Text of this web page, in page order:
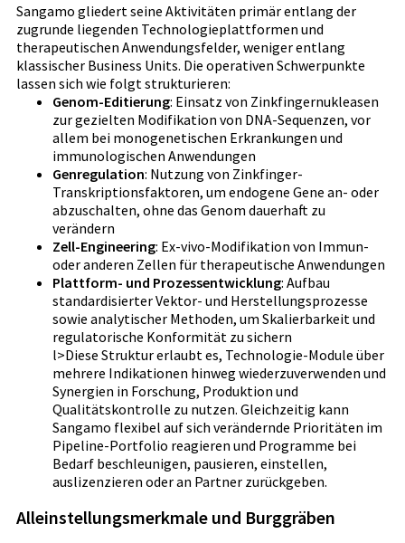
Sangamo gliedert seine Aktivitäten primär entlang der
zugrunde liegenden Technologieplattformen und
therapeutischen Anwendungsfelder, weniger entlang
klassischer Business Units. Die operativen Schwerpunkte
lassen sich wie folgt strukturieren:
Genom-Editierung: Einsatz von Zinkfingernukleasen
zur gezielten Modifikation von DNA-Sequenzen, vor
allem bei monogenetischen Erkrankungen und
immunologischen Anwendungen
Genregulation: Nutzung von Zinkfinger-
Transkriptionsfaktoren, um endogene Gene an- oder
abzuschalten, ohne das Genom dauerhaft zu
verändern
Zell-Engineering: Ex-vivo-Modifikation von Immun-
oder anderen Zellen für therapeutische Anwendungen
Plattform- und Prozessentwicklung: Aufbau
standardisierter Vektor- und Herstellungsprozesse
sowie analytischer Methoden, um Skalierbarkeit und
regulatorische Konformität zu sichern
l>Diese Struktur erlaubt es, Technologie-Module über
mehrere Indikationen hinweg wiederzuverwenden und
Synergien in Forschung, Produktion und
Qualitätskontrolle zu nutzen. Gleichzeitig kann
Sangamo flexibel auf sich verändernde Prioritäten im
Pipeline-Portfolio reagieren und Programme bei
Bedarf beschleunigen, pausieren, einstellen,
auslizenzieren oder an Partner zurückgeben.
Alleinstellungsmerkmale und Burggräben